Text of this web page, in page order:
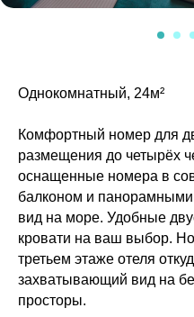
Однокомнатный, 24м²
Комфортный номер для
размещения до четырёх
оснащенные номера в
балконом и панорамными
вид на море. Удобные
кровати на ваш выбор.
третьем этаже отеля
захватывающий вид на
просторы.